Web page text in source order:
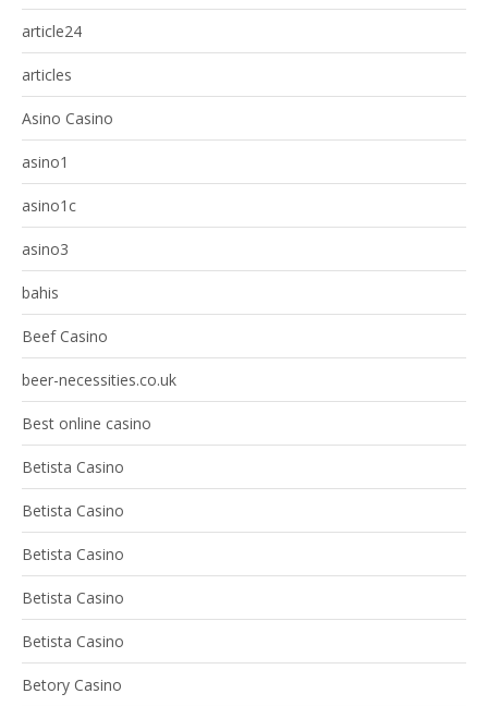
article24
articles
Asino Casino
asino1
asino1c
asino3
bahis
Beef Casino
beer-necessities.co.uk
Best online casino
Betista Casino
Betista Casino
Betista Casino
Betista Casino
Betista Casino
Betory Casino